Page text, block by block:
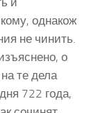
однакож
не чинить.
о
те дела
722 года,